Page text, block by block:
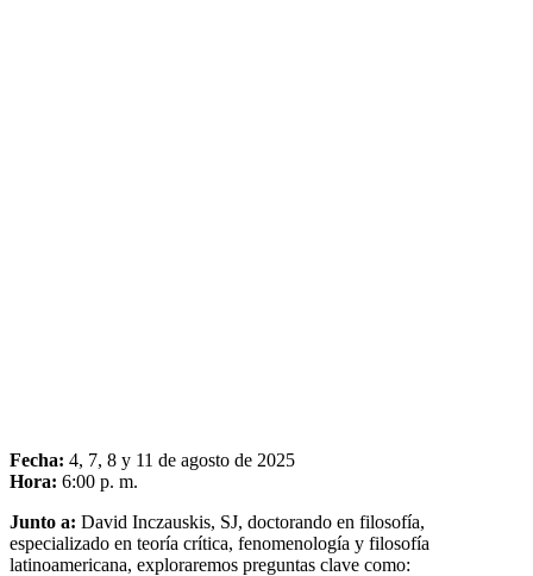
Fecha: 4, 7, 8 y 11 de agosto de 2025
Hora: 6:00 p. m.
Junto a: David Inczauskis, SJ, doctorando en filosofía,
especializado en teoría crítica, fenomenología y filosofía
latinoamericana, exploraremos preguntas clave como: